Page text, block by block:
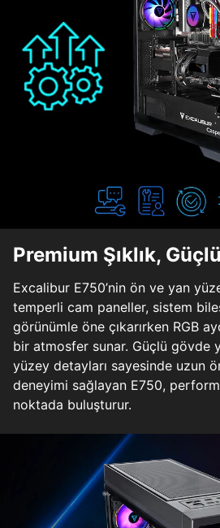
Premium Şıklık,
Excalibur E750’nin ön ve yan
temperli cam paneller, sistem
görünümle öne çıkarırken RGB
bir atmosfer sunar. Güçlü gövde
yüzey detayları sayesinde uzun
deneyimi sağlayan E750,
noktada buluşturur.